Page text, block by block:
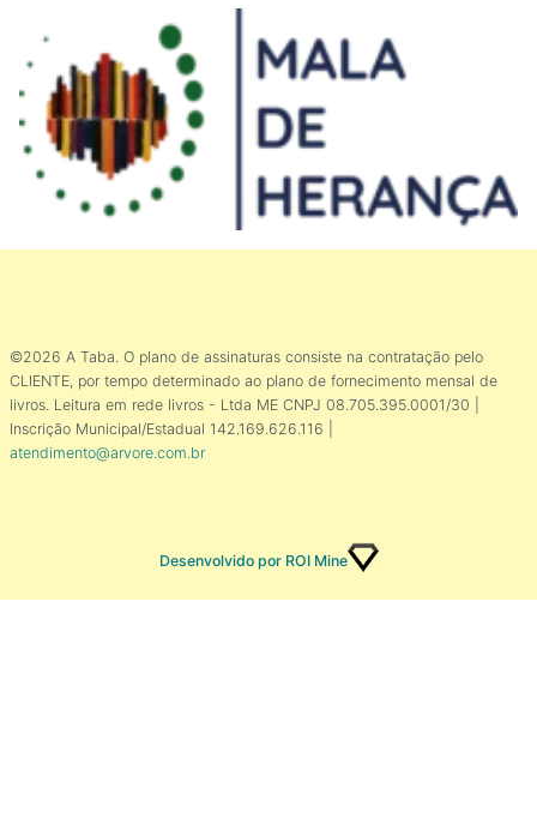
©2026 A Taba. O plano de assinaturas consiste na contratação pelo
CLIENTE, por tempo determinado ao plano de fornecimento mensal de
livros. Leitura em rede livros - Ltda ME CNPJ 08.705.395.0001/30 |
Inscrição Municipal/Estadual 142.169.626.116 |
atendimento@arvore.com.br
Desenvolvido por ROI Mine